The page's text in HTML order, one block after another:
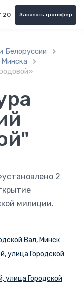
20 Заказать трансфер
Белоруссии 

2
милиции.
Вал, Минск
улица Городской
улица Городской